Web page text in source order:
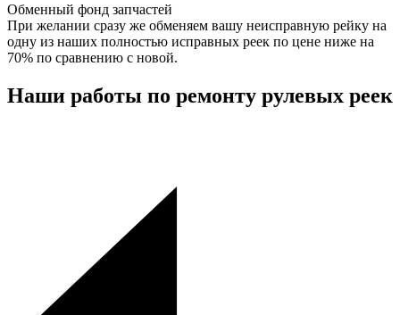
Обменный фонд запчастей
При желании сразу же обменяем вашу неисправную рейку на
одну из наших полностью исправных реек по цене ниже на
70% по сравнению с новой.
Наши работы по ремонту рулевых реек